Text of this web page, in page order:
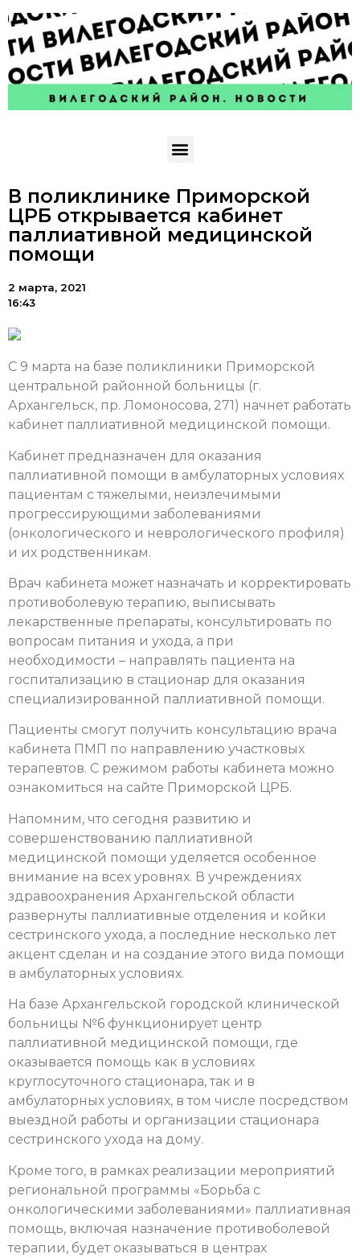
В поликлинике Приморской
ЦРБ открывается кабинет
паллиативной медицинской
помощи
2 марта, 2021
16:43
С 9 марта на базе поликлиники Приморской
центральной районной больницы (г.
Архангельск, пр. Ломоносова, 271) начнет работать
кабинет паллиативной медицинской помощи.
Кабинет предназначен для оказания
паллиативной помощи в амбулаторных условиях
пациентам с тяжелыми, неизлечимыми
прогрессирующими заболеваниями
(онкологического и неврологического профиля)
и их родственникам.
Врач кабинета может назначать и корректировать
противоболевую терапию, выписывать
лекарственные препараты, консультировать по
вопросам питания и ухода, а при
необходимости – направлять пациента на
госпитализацию в стационар для оказания
специализированной паллиативной помощи.
Пациенты смогут получить консультацию врача
кабинета ПМП по направлению участковых
терапевтов. С режимом работы кабинета можно
ознакомиться на сайте Приморской ЦРБ.
Напомним, что сегодня развитию и
совершенствованию паллиативной
медицинской помощи уделяется особенное
внимание на всех уровнях. В учреждениях
здравоохранения Архангельской области
развернуты паллиативные отделения и койки
сестринского ухода, а последние несколько лет
акцент сделан и на создание этого вида помощи
в амбулаторных условиях.
На базе Архангельской городской клинической
больницы №6 функционирует центр
паллиативной медицинской помощи, где
оказывается помощь как в условиях
круглосуточного стационара, так и в
амбулаторных условиях, в том числе посредством
выездной работы и организации стационара
сестринского ухода на дому.
Кроме того, в рамках реализации мероприятий
региональной программы «Борьба с
онкологическими заболеваниями» паллиативная
помощь, включая назначение противоболевой
терапии, будет оказываться в центрах